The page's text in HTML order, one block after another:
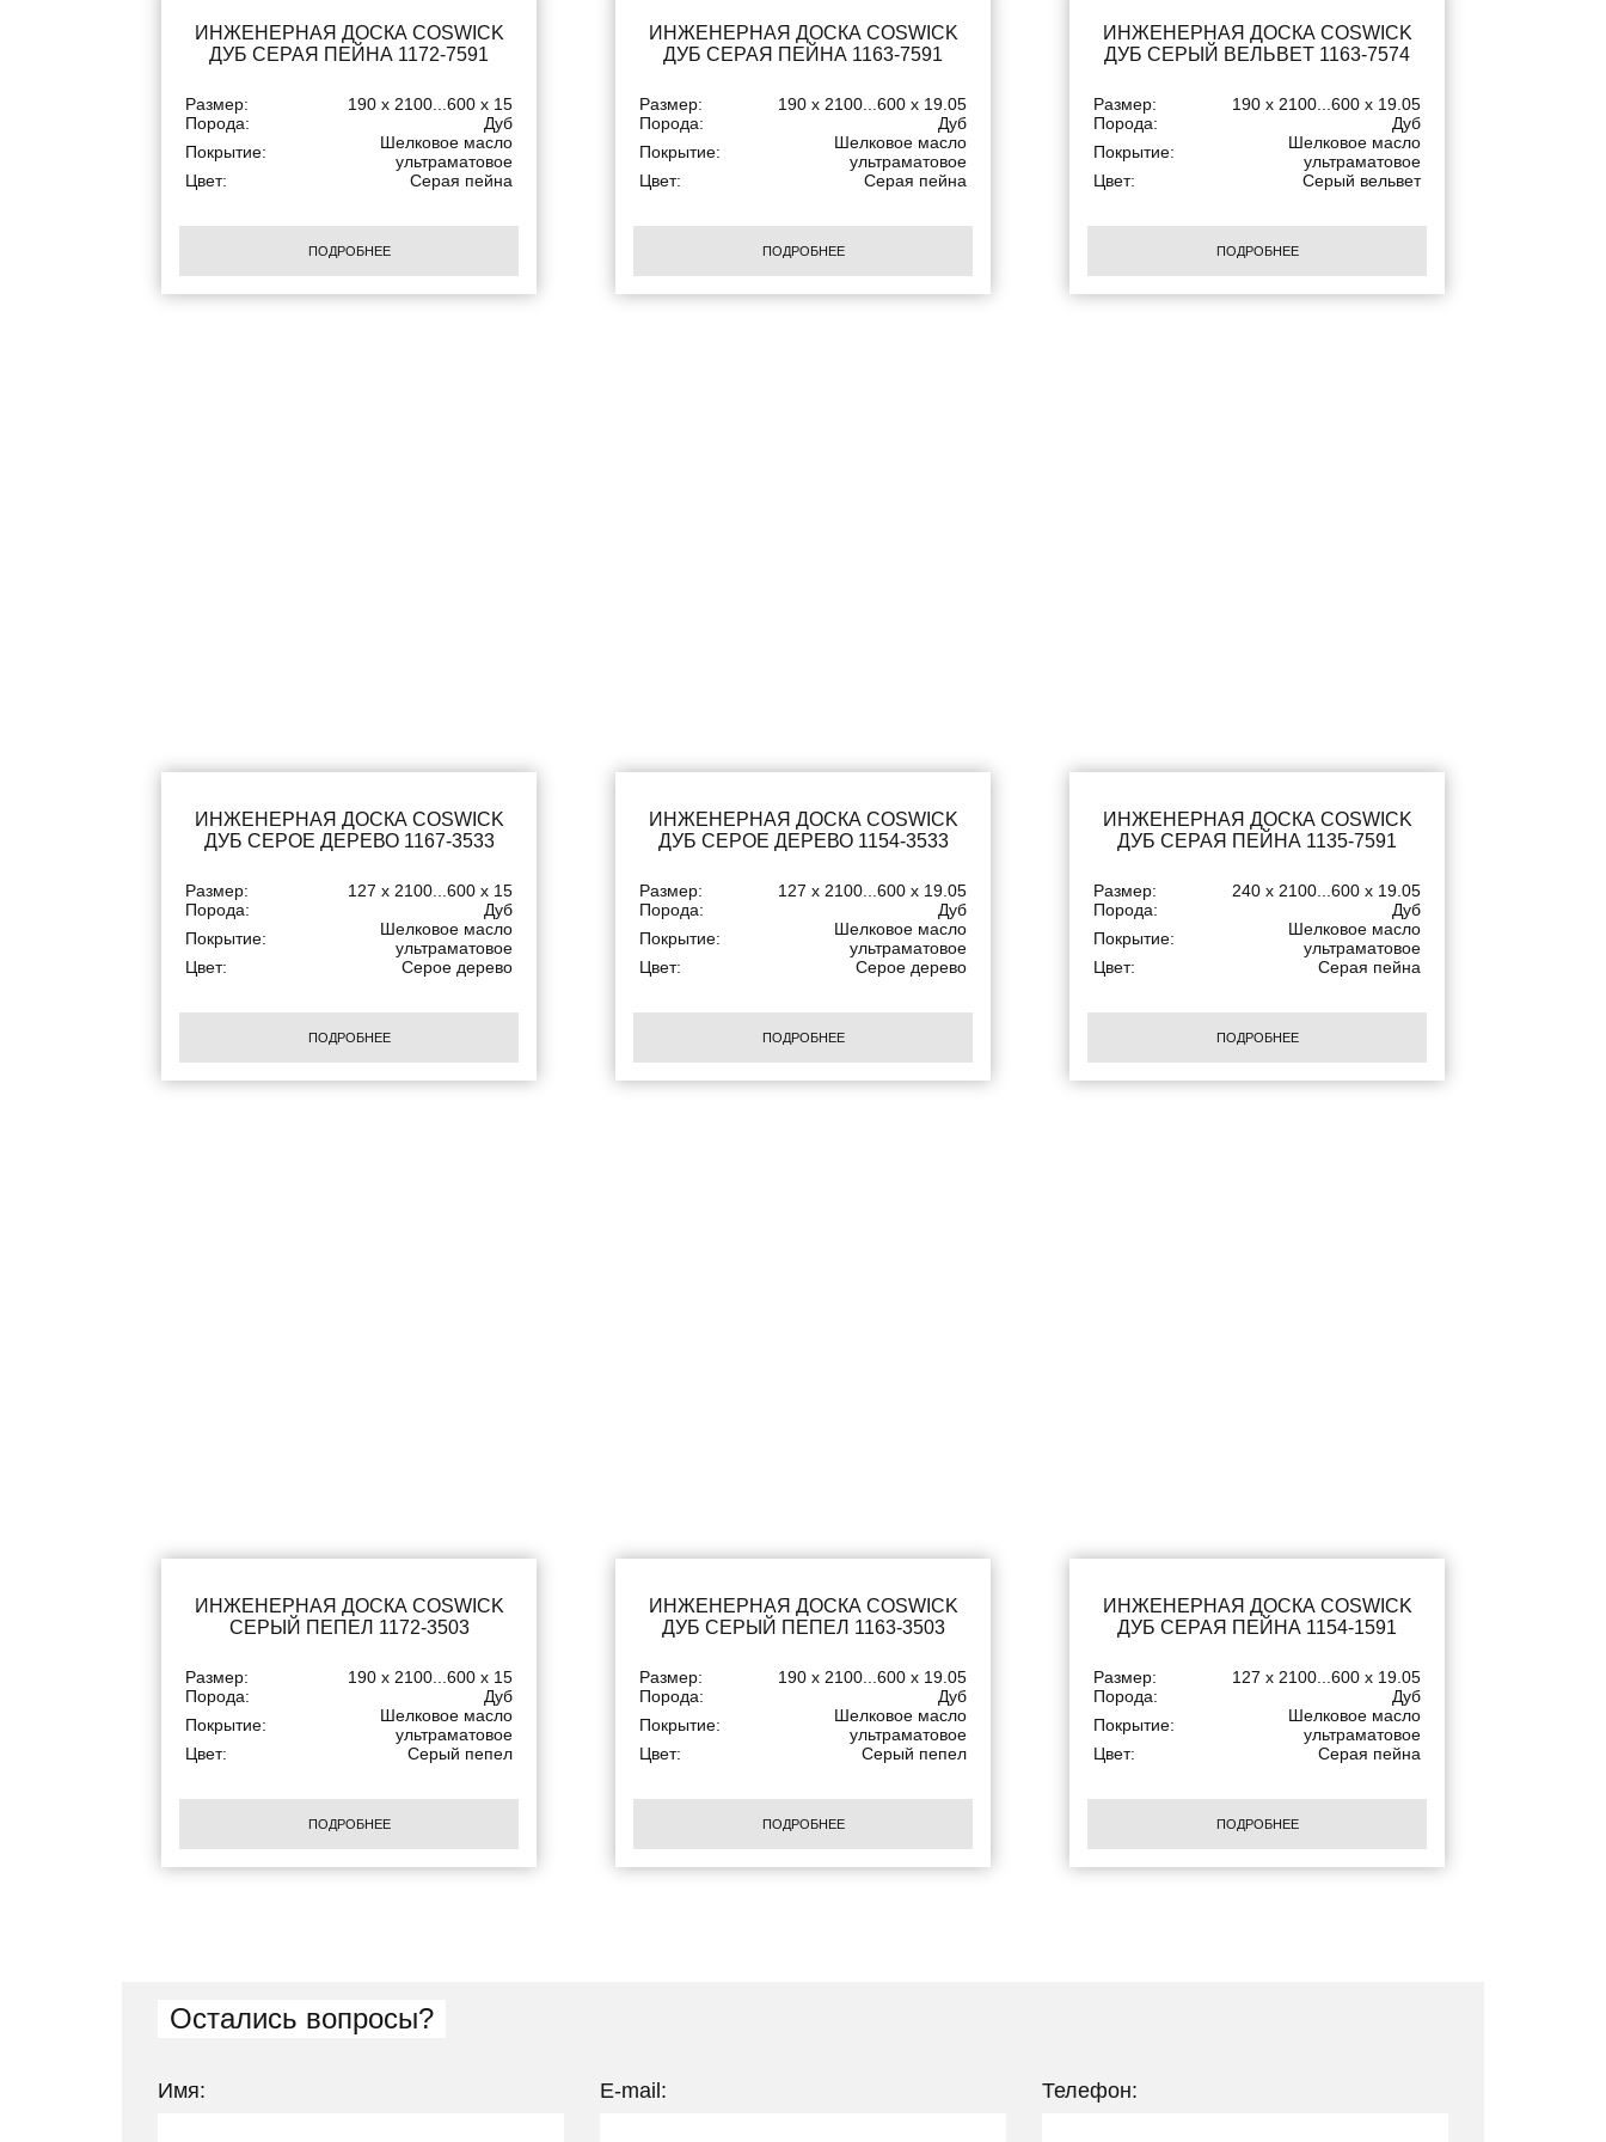
ИНЖЕНЕРНАЯ ДОСКА COSWICK
ДУБ СЕРАЯ ПЕЙНА 1172-7591
Размер:
190 x 2100...600 x 15
Порода:
Дуб
Покрытие:
Шелковое масло
ультраматовое
Цвет:
Серая пейна
ПОДРОБНЕЕ
ИНЖЕНЕРНАЯ ДОСКА COSWICK
ДУБ СЕРАЯ ПЕЙНА 1163-7591
Размер:
190 x 2100...600 x 19.05
Порода:
Дуб
Покрытие:
Шелковое масло
ультраматовое
Цвет:
Серая пейна
ПОДРОБНЕЕ
ИНЖЕНЕРНАЯ ДОСКА COSWICK
ДУБ СЕРЫЙ ВЕЛЬВЕТ 1163-7574
Размер:
190 x 2100...600 x 19.05
Порода:
Дуб
Покрытие:
Шелковое масло
ультраматовое
Цвет:
Серый вельвет
ПОДРОБНЕЕ
ИНЖЕНЕРНАЯ ДОСКА COSWICK
ДУБ СЕРОЕ ДЕРЕВО 1167-3533
Размер:
127 x 2100...600 x 15
Порода:
Дуб
Покрытие:
Шелковое масло
ультраматовое
Цвет:
Серое дерево
ПОДРОБНЕЕ
ИНЖЕНЕРНАЯ ДОСКА COSWICK
ДУБ СЕРОЕ ДЕРЕВО 1154-3533
Размер:
127 x 2100...600 x 19.05
Порода:
Дуб
Покрытие:
Шелковое масло
ультраматовое
Цвет:
Серое дерево
ПОДРОБНЕЕ
ИНЖЕНЕРНАЯ ДОСКА COSWICK
ДУБ СЕРАЯ ПЕЙНА 1135-7591
Размер:
240 x 2100...600 x 19.05
Порода:
Дуб
Покрытие:
Шелковое масло
ультраматовое
Цвет:
Серая пейна
ПОДРОБНЕЕ
ИНЖЕНЕРНАЯ ДОСКА COSWICK
СЕРЫЙ ПЕПЕЛ 1172-3503
Размер:
190 x 2100...600 x 15
Порода:
Дуб
Покрытие:
Шелковое масло
ультраматовое
Цвет:
Серый пепел
ПОДРОБНЕЕ
ИНЖЕНЕРНАЯ ДОСКА COSWICK
ДУБ СЕРЫЙ ПЕПЕЛ 1163-3503
Размер:
190 x 2100...600 x 19.05
Порода:
Дуб
Покрытие:
Шелковое масло
ультраматовое
Цвет:
Серый пепел
ПОДРОБНЕЕ
ИНЖЕНЕРНАЯ ДОСКА COSWICK
ДУБ СЕРАЯ ПЕЙНА 1154-1591
Размер:
127 x 2100...600 x 19.05
Порода:
Дуб
Покрытие:
Шелковое масло
ультраматовое
Цвет:
Серая пейна
ПОДРОБНЕЕ
Остались вопросы?
Имя: E-mail: Телефон: